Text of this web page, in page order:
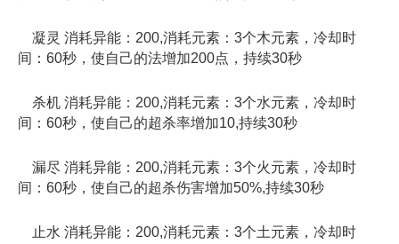
凝灵 消耗异能：200,消耗元素：3个木元素，冷却时
间：60秒，使自己的法增加200点，持续30秒
杀机 消耗异能：200,消耗元素：3个水元素，冷却时
间：60秒，使自己的超杀率增加10,持续30秒
漏尽 消耗异能：200,消耗元素：3个火元素，冷却时
间：60秒，使自己的超杀伤害增加50%,持续30秒
止水 消耗异能：200,消耗元素：3个土元素，冷却时